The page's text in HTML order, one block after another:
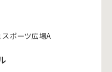
ポーツ広場A